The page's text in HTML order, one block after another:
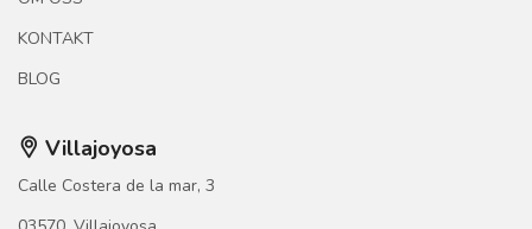
KONTAKT
BLOG
Villajoyosa
Calle Costera de la mar, 3